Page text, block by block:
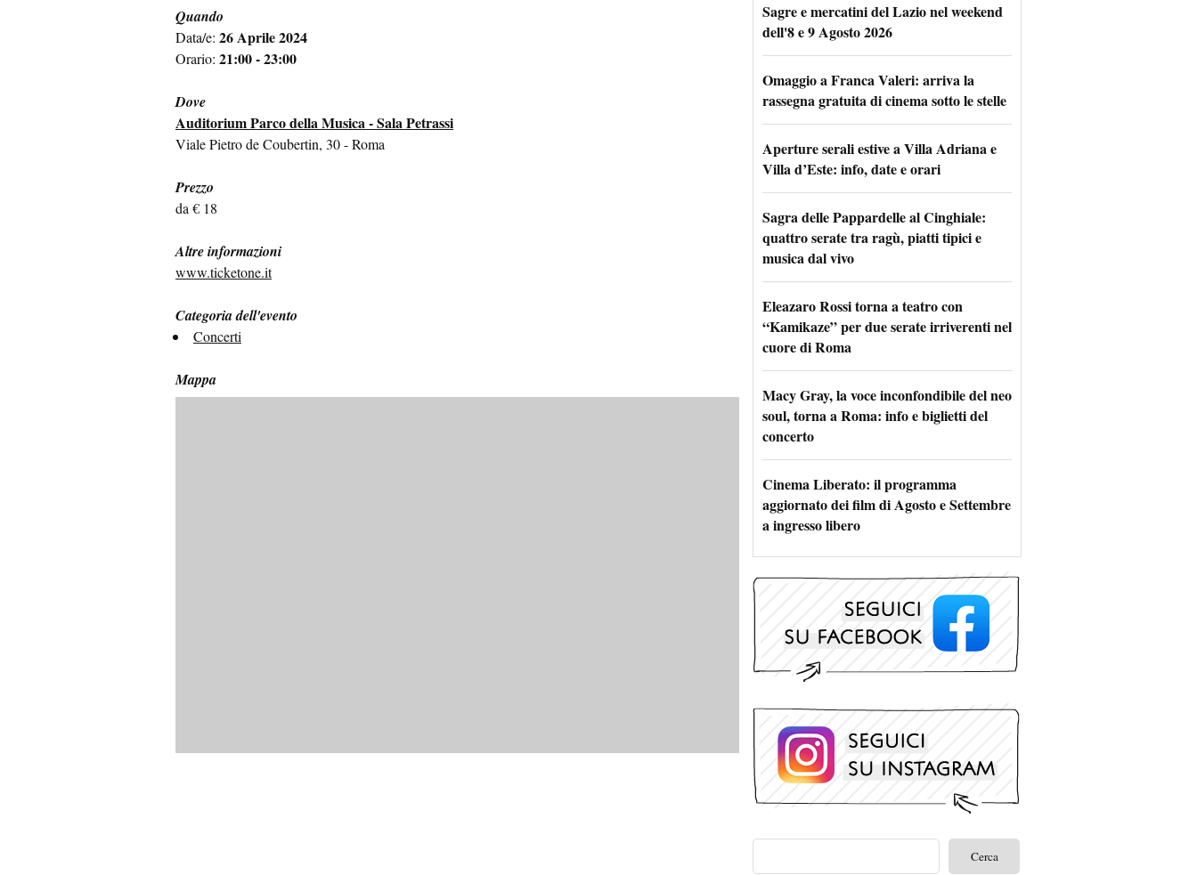
Quando
Data/e: 26 Aprile 2024
Orario: 21:00 - 23:00
Dove
Auditorium Parco della Musica - Sala Petrassi
Viale Pietro de Coubertin, 30 - Roma
Prezzo
da € 18
Altre informazioni
www.ticketone.it
Categoria dell'evento
Concerti
Mappa
Sagre e mercatini del Lazio nel weekend
dell'8 e 9 Agosto 2026
Omaggio a Franca Valeri: arriva la
rassegna gratuita di cinema sotto le stelle
Aperture serali estive a Villa Adriana e
Villa d’Este: info, date e orari
Sagra delle Pappardelle al Cinghiale:
quattro serate tra ragù, piatti tipici e
musica dal vivo
Eleazaro Rossi torna a teatro con
“Kamikaze” per due serate irriverenti nel
cuore di Roma
Macy Gray, la voce inconfondibile del neo
soul, torna a Roma: info e biglietti del
concerto
Cinema Liberato: il programma
aggiornato dei film di Agosto e Settembre
a ingresso libero